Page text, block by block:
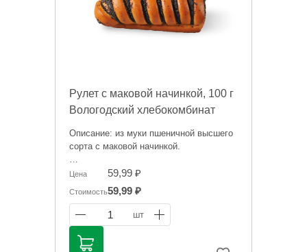
Рулет с маковой начинкой, 100 г
Вологодский хлебокомбинат
Описание: из муки пшеничной высшего
сорта с маковой начинкой.
Цена носит исключительно
ориентировочный характер и может
отличаться, точную стоимость "на
сегодня" сообщит менеджер при
оформлении заказ
Цена 59,99 ₽
Стоимость59,99 ₽
1 шт